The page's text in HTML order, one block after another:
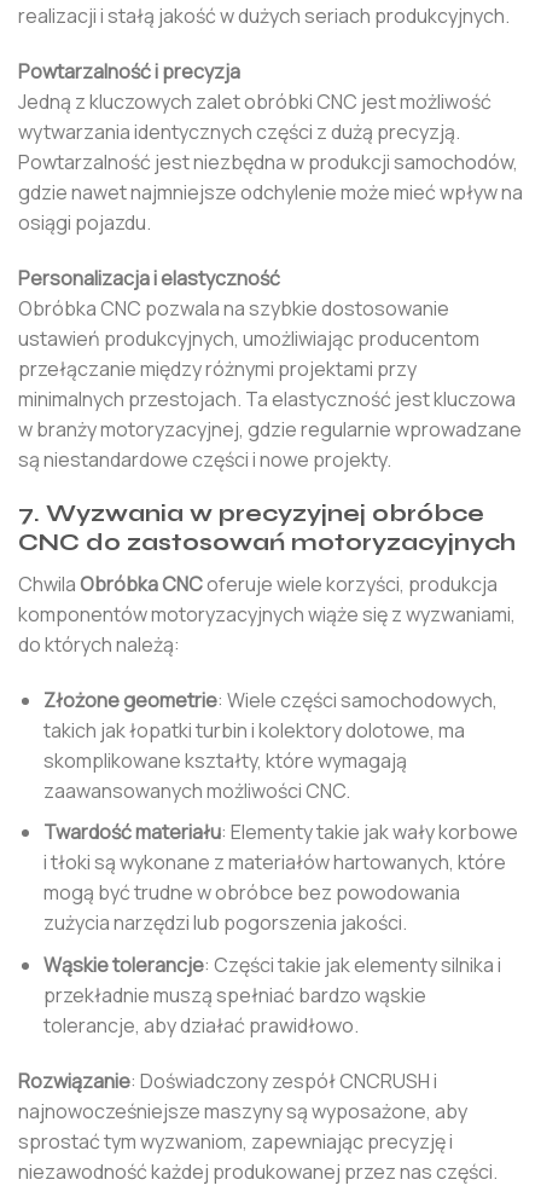
realizacji i stałą jakość w dużych seriach produkcyjnych.
Powtarzalność i precyzja
Jedną z kluczowych zalet obróbki CNC jest możliwość
wytwarzania identycznych części z dużą precyzją.
Powtarzalność jest niezbędna w produkcji samochodów,
gdzie nawet najmniejsze odchylenie może mieć wpływ na
osiągi pojazdu.
Personalizacja i elastyczność
Obróbka CNC pozwala na szybkie dostosowanie
ustawień produkcyjnych, umożliwiając producentom
przełączanie między różnymi projektami przy
minimalnych przestojach. Ta elastyczność jest kluczowa
w branży motoryzacyjnej, gdzie regularnie wprowadzane
są niestandardowe części i nowe projekty.
7. Wyzwania w precyzyjnej obróbce
CNC do zastosowań motoryzacyjnych
ChwilaObróbka CNCoferuje wiele korzyści, produkcja
komponentów motoryzacyjnych wiąże się z wyzwaniami,
do których należą:
Złożone geometrie: Wiele części samochodowych,
takich jak łopatki turbin i kolektory dolotowe, ma
skomplikowane kształty, które wymagają
zaawansowanych możliwości CNC.
Twardość materiału: Elementy takie jak wały korbowe
i tłoki są wykonane z materiałów hartowanych, które
mogą być trudne w obróbce bez powodowania
zużycia narzędzi lub pogorszenia jakości.
Wąskie tolerancje: Części takie jak elementy silnika i
przekładnie muszą spełniać bardzo wąskie
tolerancje, aby działać prawidłowo.
Rozwiązanie: Doświadczony zespół CNCRUSH i
najnowocześniejsze maszyny są wyposażone, aby
sprostać tym wyzwaniom, zapewniając precyzję i
niezawodność każdej produkowanej przez nas części.